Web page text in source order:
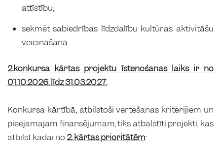
attīstību;
sekmēt sabiedrības līdzdalību kultūras aktivitāšu
veicināšanā.
2.konkursa kārtas projektu īstenošanas laiks ir no
01.10.2026. līdz 31.03.2027.
Konkursa kārtībā, atbilstoši vērtēšanas kritērijiem un
pieejamajam finansējumam, tiks atbalstīti projekti, kas
atbilst kādai no 2. kārtas prioritātēm: